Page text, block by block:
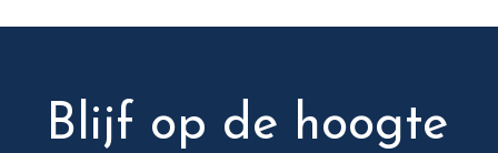
Blijf op de hoogte